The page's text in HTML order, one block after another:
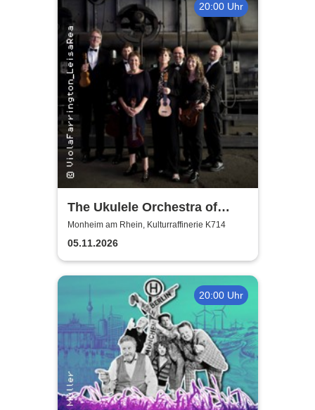
20:00 Uhr
The Ukulele Orchestra of
Great Britain
Monheim am Rhein, Kulturraffinerie K714
05.11.2026
20:00 Uhr